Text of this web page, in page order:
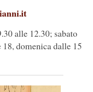
alle 12.30; sabato
domenica dalle 15